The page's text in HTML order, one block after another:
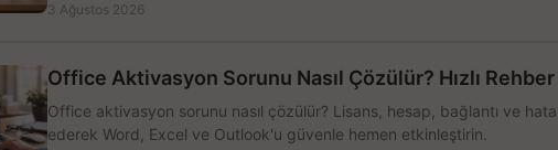
3 Ağustos 2026
Office Aktivasyon Sorunu Nasıl Çözülür? Hızlı Rehber
Office aktivasyon sorunu nasıl çözülür? Lisans, hesap, bağlantı ve hata
ederek Word, Excel ve Outlook'u güvenle hemen etkinleştirin.